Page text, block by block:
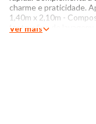
charme e praticidade.
1,40m x 2,10m -
Instruções de lavagem:
Ver mais